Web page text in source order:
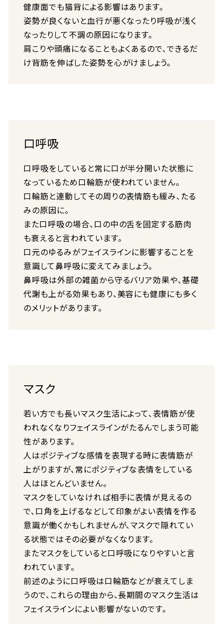
健康面でも猫背による影響はあります。
姿勢が良くないと血行が悪くなったり呼吸が浅く
なったりして不調の原因になります。
肩こりや頭痛になることもよくあるので、できるだ
け背筋を伸ばした姿勢を心がけましょう。
口呼吸
口呼吸をしていると常に口が半分開いた状態に
なっているため口輪筋が使われていません。
口輪筋と連動してその周りの表情筋も緩み、たる
みの原因に。
また口呼吸の場合、口の中の舌を固定する筋肉
も衰えると言われています。
口元のゆるみがフェイスラインに影響することを
意識して鼻呼吸に変えてみましょう。
鼻呼吸は外部の雑菌から守るバリア効果や、基礎
代謝も上がる効果もあり、美容にも健康にも多く
のメリットがあります。
マスク
若い方でも長いマスク生活によって、表情筋が使
われなくなりフェイスラインがたるんでしまう可能
性があります。
人はポジティブな感情を表現する時に表情筋が
上がりますが、常にポジティブな表情をしている
人はほとんどいません。
マスクをしていなければ相手に表情が見えるの
で、口角を上げるなどして印象がよい表情を作る
意識が働くかもしれませんが、マスクで隠れてい
る状態ではその必要がなくなります。
またマスクをしていると口呼吸になりやすいと言
われています。
前述のように口呼吸は口輪筋などが衰えてしま
うので、これらの理由から、長期間のマスク生活は
フェイスラインによい影響がないのです。